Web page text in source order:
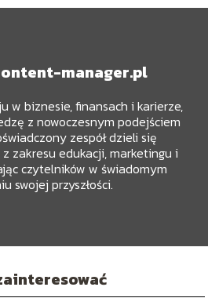
manager.pl
w biznesie, finansach i karierze,
z nowoczesnym podejściem
zespół dzieli się
zakresu edukacji, marketingu i
czytelników w świadomym
swojej przyszłości.